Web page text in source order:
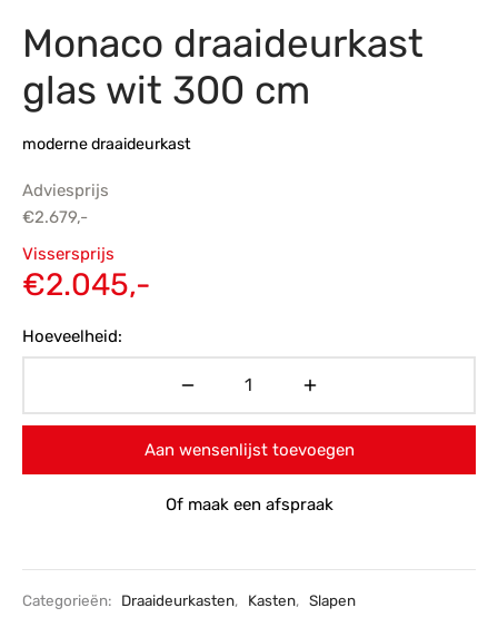
Monaco draaideurkast
glas wit 300 cm
moderne draaideurkast
Adviesprijs
€2.679,-
Oorspronkelijke
prijs was:
Vissersprijs
€2.045,-
Hoeveelheid:
Aan wensenlijst toevoegen
Of maak een afspraak
Categorieën: Draaideurkasten, Kasten, Slapen
Toonmodellen
toonmodel
PVC
PVC
en montageservice